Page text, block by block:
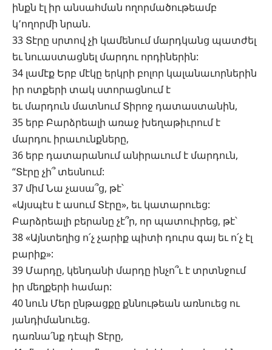
ինքն էլ իր անսահման ողորմածութեամբ
կ՚ողորմի նրան.
33 Տէրը սրտով չի կամենում մարդկանց պատժել
եւ նուաստացնել մարդու որդիներին:
34 լամէք Երբ մէկը երկրի բոլոր կալանաւորներին
իր ոտքերի տակ ստորացնում է
եւ մարդուն մատնում Տիրոջ դատաստանին,
35 երբ Բարձրեալի առաջ խեղաթիւրում է
մարդու իրաւունքները,
36 երբ դատարանում անիրաւում է մարդուն,
“Տէրը չի՞ տեսնում:
37 միմ Նա չասա՞ց, թէ՝
«Այսպէս է ասում Տէրը», եւ կատարուեց:
Բարձրեալի բերանը չէ՞ր, որ պատուիրեց, թէ՝
38 «Այնտեղից ո՛չ չարիք պիտի դուրս գայ եւ ո՛չ էլ
բարիք»:
39 Մարդը, կենդանի մարդը ինչո՞ւ է տրտնջում
իր մեղքերի համար:
40 նուն Մեր ընթացքը քննութեան առնուեց ու
յանդիմանուեց.
դառնա՛նք դէպի Տէրը,